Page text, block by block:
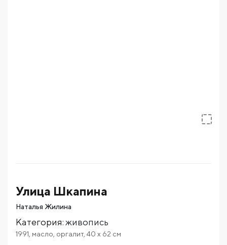
Улица Шкапина
Наталья Жилина
Категория:живопись
1991 масло оргалит, 40 x 62 см